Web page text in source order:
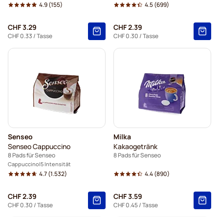
4.9(155)
CHF 3.29
CHF 0.33 / Tasse
4.5(699)
CHF 2.39
CHF 0.30 / Tasse
Senseo
Senseo Cappuccino
8 Pads für Senseo
Cappuccino 5 Intensität
4.7(1.532)
CHF 2.39
CHF 0.30 / Tasse
Milka
Kakaogetränk
8 Pads für Senseo
4.4(890)
CHF 3.59
CHF 0.45/ Tasse